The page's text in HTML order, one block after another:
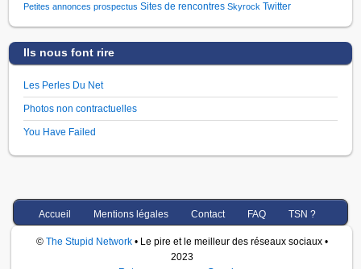
Petites annonces prospectus Sites de rencontres Skyrock Twitter
Ils nous font rire
Les Perles Du Net
Photos non contractuelles
You Have Failed
Accueil Mentions légales Contact FAQ TSN ?
© The Stupid Network• Le pire et le meilleur des réseaux sociaux •
2023